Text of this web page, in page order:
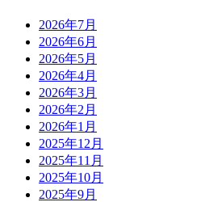
2026年7月
2026年6月
2026年5月
2026年4月
2026年3月
2026年2月
2026年1月
2025年12月
2025年11月
2025年10月
2025年9月